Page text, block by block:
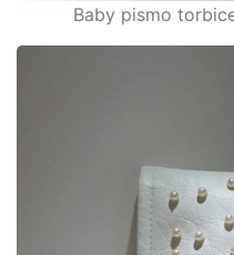
Baby pismo